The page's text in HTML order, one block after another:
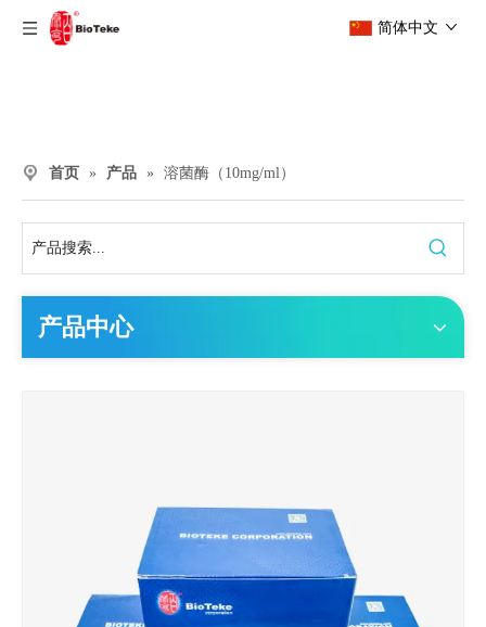
简体中文
首页 » 产品 » 溶菌酶（10mg/ml）
产品中心